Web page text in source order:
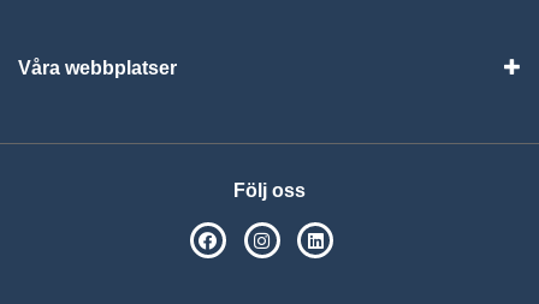
Våra webbplatser
Följ oss
SPSM på Facebook
SPSM på Instagram